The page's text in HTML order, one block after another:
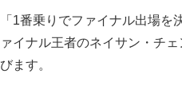
「1番乗りでファイナル出場
ァイナル王者のネイサン・チ
びます。